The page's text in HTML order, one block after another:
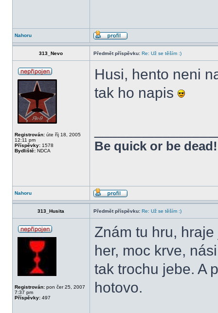
Nahoru
313_Nevo Předmět příspěvku: Re: Už se těším :)
Registrován: úte říj 18, 2005
12:11 pm
Příspěvky: 1578
Bydliště: NDCA
Husi, hento neni
tak ho napis
Be quick or be dead!
Nahoru
313_Husita Předmět příspěvku: Re: Už se těším :)
Registrován: pon čer 25, 2007
7:37 pm
Příspěvky: 497
Znám tu hru,
her, moc krve,
tak trochu jebe. A
hotovo.